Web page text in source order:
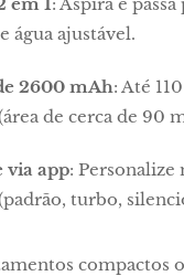
água ajustável.
2600 mAh: Até
de cerca de 90
via app: Personalize
turbo,
compactos